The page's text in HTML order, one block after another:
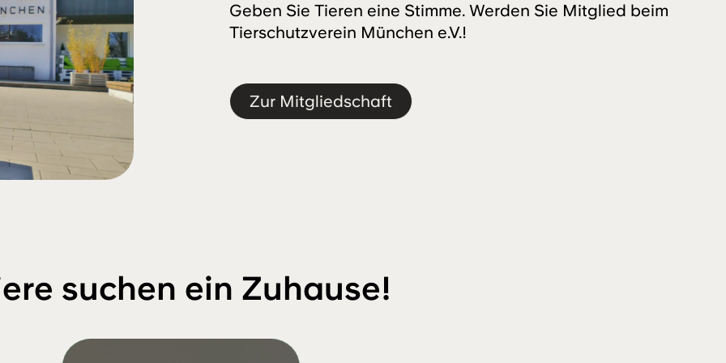
Geben Sie Tieren eine Stimme. Werden Sie Mitglied beim
Tierschutzverein München e.V.!
Zur Mitgliedschaft
suchen ein Zuhause!